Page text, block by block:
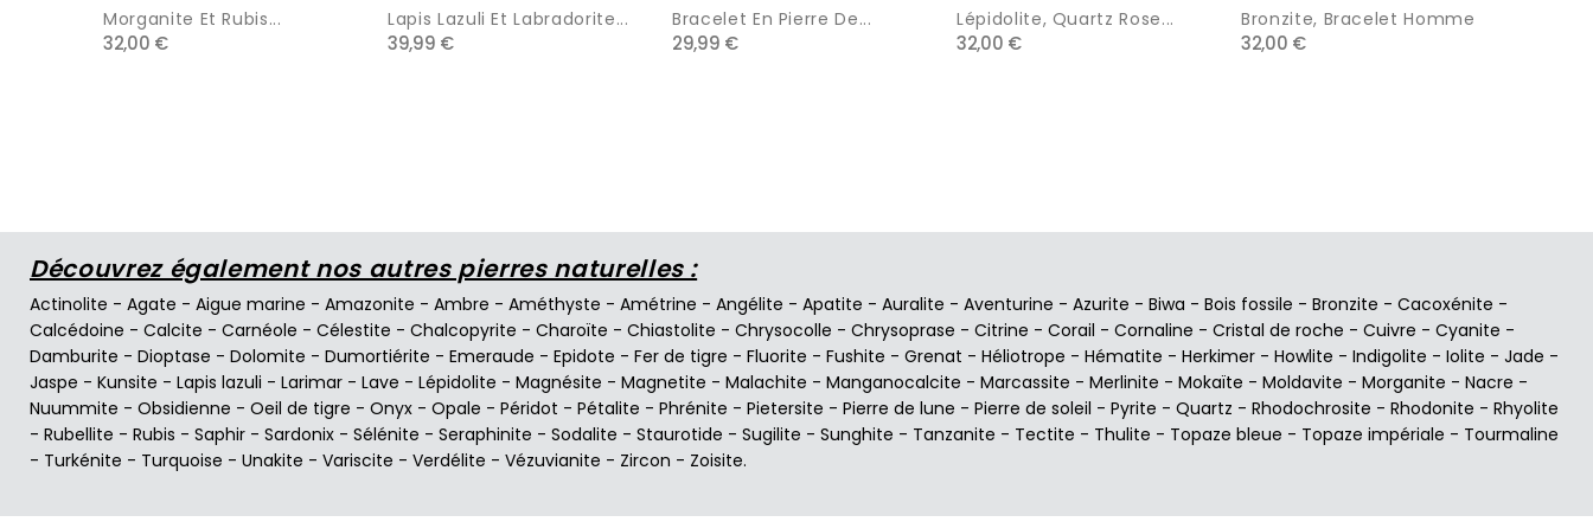
Morganite Et Rubis...
32,00 €
Lapis Lazuli Et Labradorite...
39,99 €
Bracelet En Pierre De...
29,99 €
Lépidolite, Quartz Rose...
32,00 €
Bronzite, Bracelet Homme
32,00 €
Découvrez également nos autres pierres naturelles :
Actinolite - Agate - Aigue marine - Amazonite - Ambre - Améthyste - Amétrine - Angélite - Apatite - Auralite - Aventurine - Azurite - Biwa - Bois fossile - Bronzite - Cacoxénite -
Calcédoine - Calcite - Carnéole - Célestite - Chalcopyrite - Charoïte - Chiastolite - Chrysocolle - Chrysoprase - Citrine - Corail - Cornaline - Cristal de roche - Cuivre - Cyanite -
Damburite - Dioptase - Dolomite - Dumortiérite - Emeraude - Epidote - Fer de tigre - Fluorite - Fushite - Grenat - Héliotrope - Hématite - Herkimer - Howlite - Indigolite - Iolite - Jade -
Jaspe - Kunsite - Lapis lazuli - Larimar - Lave - Lépidolite - Magnésite - Magnetite - Malachite - Manganocalcite - Marcassite - Merlinite - Mokaïte - Moldavite - Morganite - Nacre -
Nuummite - Obsidienne - Oeil de tigre - Onyx - Opale - Péridot - Pétalite - Phrénite - Pietersite - Pierre de lune - Pierre de soleil - Pyrite - Quartz - Rhodochrosite - Rhodonite - Rhyolite
- Rubellite - Rubis - Saphir - Sardonix - Sélénite - Seraphinite - Sodalite - Staurotide - Sugilite - Sunghite - Tanzanite - Tectite - Thulite - Topaze bleue - Topaze impériale - Tourmaline
- Turkénite - Turquoise - Unakite - Variscite - Verdélite - Vézuvianite - Zircon - Zoisite.